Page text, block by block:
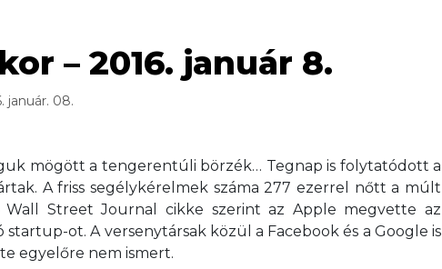
– 2016. január 8.
január. 08.
mögött a tengerentúli börzék… Tegnap is folytatódott a
A friss segélykérelmek száma 277 ezerrel nőtt a múlt
Wall Street Journal cikke szerint az Apple megvette az
ot. A versenytársak közül a Facebook és a Google is
egyelőre nem ismert.